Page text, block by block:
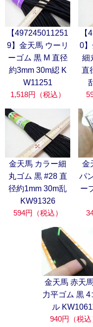
【497245011251
9】金天馬 ウーリ
ーゴム 黒 M 直径
約3mm 30m綛 K
W11251
1,518円（税込）
0
細
直
金天馬 カラー細
丸ゴム 黒 #28 直
径約1mm 30m乱
KW91326
594円（税込）
金
パ
ー
金天馬 赤天
力平ゴム 黒 4
ル
940円（税込